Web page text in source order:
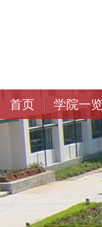
首页 学院一